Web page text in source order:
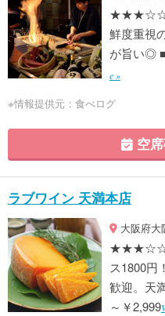
鮮度重視
が旨い◎
e »
※情報提供元：食べログ
空席
ラブワイン 天満本店
大阪府大
ス1800円
歓迎。天
～￥2,999